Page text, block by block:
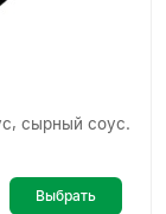
сырный соус.
Выбрать